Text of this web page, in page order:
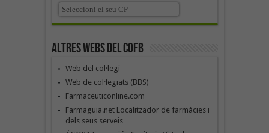
Altres webs del COFB
Web del col·legi
Web de col·legiats (BBS)
Farmaceuticonline.com
Farmaguia.net Localitzador de farmàcies i
dels seus serveis